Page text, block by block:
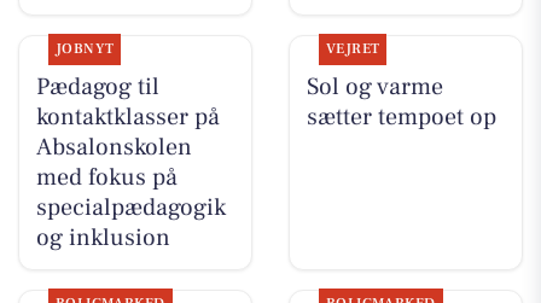
JOBNYT
Pædagog til
kontaktklasser på
Absalonskolen
med fokus på
specialpædagogik
og inklusion
VEJRET
Sol og varme
sætter tempoet op